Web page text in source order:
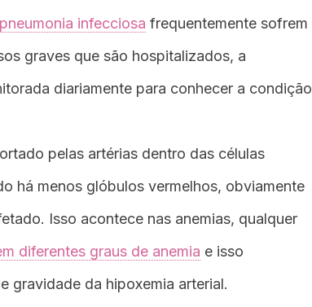
infecciosa frequentemente sofrem
graves que são hospitalizados, a
diariamente para conhecer a condição
pelas artérias dentro das células
há menos glóbulos vermelhos, obviamente
Isso acontece nas anemias, qualquer
diferentes graus de anemia e isso
gravidade da hipoxemia arterial.